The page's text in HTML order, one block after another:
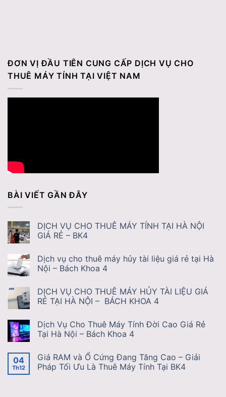
ĐƠN VỊ ĐẦU TIÊN CUNG CẤP DỊCH VỤ CHO
THUÊ MÁY TÍNH TẠI VIỆT NAM
BÀI VIẾT GẦN ĐÂY
DỊCH VỤ CHO THUÊ MÁY TÍNH TẠI HÀ NỘI
GIÁ RẺ – BK4
Dịch vụ cho thuê máy hủy tài liệu giá rẻ tại Hà
Nội – Bách Khoa 4
DỊCH VỤ CHO THUÊ MÁY HỦY TÀI LIỆU GIÁ
RẺ TẠI HÀ NỘI – BÁCH KHOA 4
Dịch Vụ Cho Thuê Máy Tính Đời Cao Giá Rẻ
Tại Hà Nội – Bách Khoa 4
04
Th12
Giá RAM và Ổ Cứng Đang Tăng Cao – Giải
Pháp Tối Ưu Là Thuê Máy Tính Tại BK4